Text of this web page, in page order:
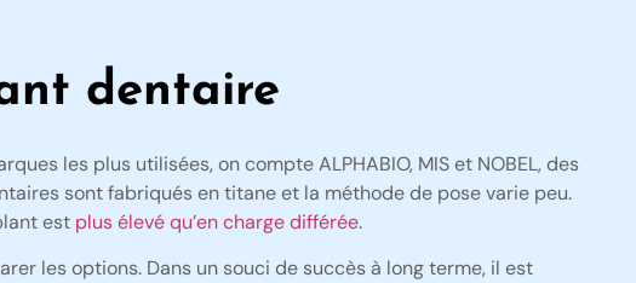
dentaire
les plus utilisées, on compte ALPHABIO, MIS et NOBEL, des
sont fabriqués en titane et la méthode de pose varie peu.
est plus élevé qu’en charge différée.
les options. Dans un souci de succès à long terme, il est